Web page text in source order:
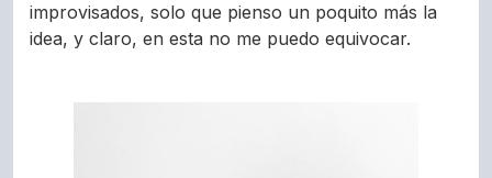
improvisados, solo que pienso un poquito más la
idea, y claro, en esta no me puedo equivocar.